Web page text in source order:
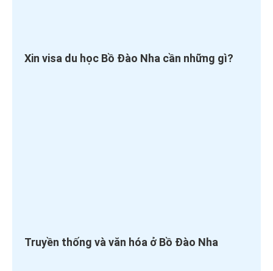
Xin visa du học Bồ Đào Nha cần những gì?
Truyền thống và văn hóa ở Bồ Đào Nha